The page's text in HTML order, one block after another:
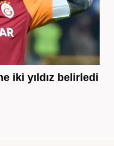
iki yıldız belirledi